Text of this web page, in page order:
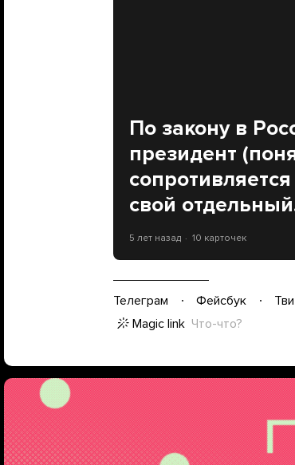
По закону в
президент
свой
5 лет назад 10 карточек
Телеграм Фейсбук
Magic link Что-что?